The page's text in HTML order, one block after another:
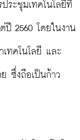
ระชุมเทคโนโลยีที่
2560 โดยในงาน
ทคโนโลยี และ
ซึ่งถือเป็นก้าว